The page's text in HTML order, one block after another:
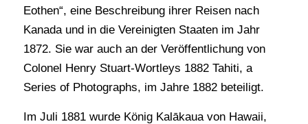
Eothen“, eine Beschreibung ihrer Reisen nach
Kanada und in die Vereinigten Staaten im Jahr
1872. Sie war auch an der Veröffentlichung von
Colonel Henry Stuart-Wortleys 1882 Tahiti, a
Series of Photographs, im Jahre 1882 beteiligt.
Im Juli 1881 wurde König Kalākaua von Hawaii,